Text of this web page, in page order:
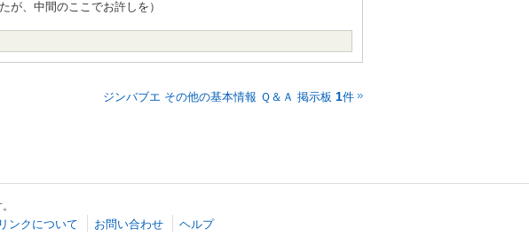
が、中間のここでお許しを）
ジンバブエ その他の基本情報 Ｑ＆Ａ 掲示板 1件
リンクについて お問い合わせ ヘルプ